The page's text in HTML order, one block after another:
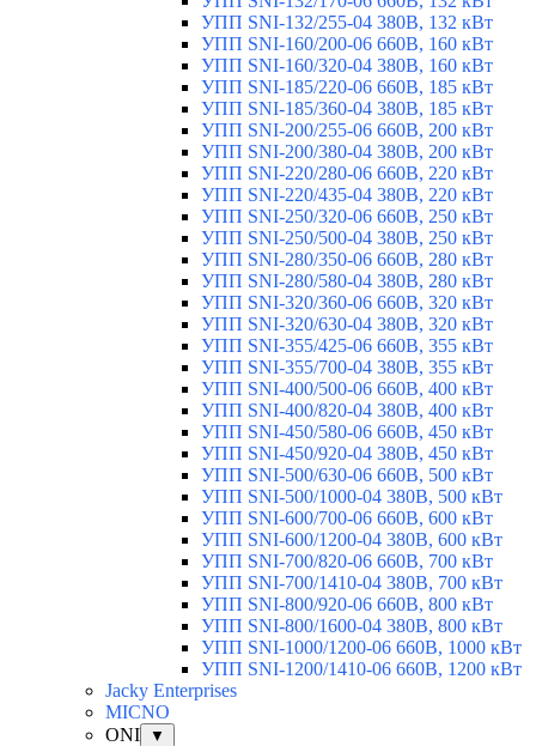
УПП SNI-132/255-04 380В, 132 кВт
УПП SNI-160/200-06 660В, 160 кВт
УПП SNI-160/320-04 380В, 160 кВт
УПП SNI-185/220-06 660В, 185 кВт
УПП SNI-185/360-04 380В, 185 кВт
УПП SNI-200/255-06 660В, 200 кВт
УПП SNI-200/380-04 380В, 200 кВт
УПП SNI-220/280-06 660В, 220 кВт
УПП SNI-220/435-04 380В, 220 кВт
УПП SNI-250/320-06 660В, 250 кВт
УПП SNI-250/500-04 380В, 250 кВт
УПП SNI-280/350-06 660В, 280 кВт
УПП SNI-280/580-04 380В, 280 кВт
УПП SNI-320/360-06 660В, 320 кВт
УПП SNI-320/630-04 380В, 320 кВт
УПП SNI-355/425-06 660В, 355 кВт
УПП SNI-355/700-04 380В, 355 кВт
УПП SNI-400/500-06 660В, 400 кВт
УПП SNI-400/820-04 380В, 400 кВт
УПП SNI-450/580-06 660В, 450 кВт
УПП SNI-450/920-04 380В, 450 кВт
УПП SNI-500/630-06 660В, 500 кВт
УПП SNI-500/1000-04 380В, 500 кВт
УПП SNI-600/700-06 660В, 600 кВт
УПП SNI-600/1200-04 380В, 600 кВт
УПП SNI-700/820-06 660В, 700 кВт
УПП SNI-700/1410-04 380В, 700 кВт
УПП SNI-800/920-06 660В, 800 кВт
УПП SNI-800/1600-04 380В, 800 кВт
УПП SNI-1000/1200-06 660В, 1000 кВт
УПП SNI-1200/1410-06 660В, 1200 кВт
Jacky Enterprises
MICNO
ONI
▼